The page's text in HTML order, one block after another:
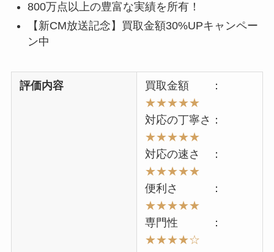
800万点以上の豊富な実績を所有！
【新CM放送記念】買取金額30%UPキャンペー
ン中
評価内容
買取金額 ：
★★★★★
対応の丁寧さ：
★★★★★
対応の速さ ：
★★★★★
便利さ ：
★★★★★
専門性 ：
★★★★☆